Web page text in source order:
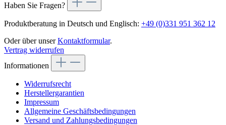
Haben Sie Fragen?
Produktberatung in Deutsch und Englisch: +49 (0)331 951 362 12
Oder über unserKontaktformular.
Vertrag widerrufen
Informationen
Widerrufsrecht
Herstellergarantien
Impressum
Allgemeine Geschäftsbedingungen
Versand und Zahlungsbedingungen